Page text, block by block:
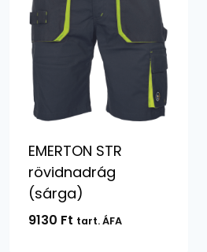
EMERTON STR
rövidnadrág
(sárga)
9130 Ft tart. ÁFA